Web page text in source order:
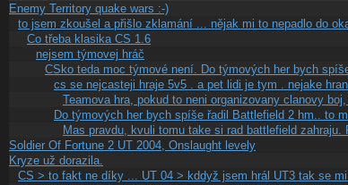
Enemy Territory quake wars :-)
to jsem zkoušel a přišlo zklamání ... nějak mi to nepadlo do
Co třeba klasika CS 1.6
nejsem týmovej hráč
CSko teda moc týmové není. Do týmových her bych
cs se nejcasteji hraje 5v5 . a pet lidi je tym . nejake
Teamova hra, pokud to neni organizovany clanovy
Do týmových her bych spíše řadil Battlefield 2 hm.. to
Mas pravdu, kvuli tomu take si rad battlefield
Soldier Of Fortune 2 UT 2004, Onslaught levely
Kryze už dorazila.
CS > to fakt ne díky ... UT 04 > kddyž jsem hrál UT3 tak se